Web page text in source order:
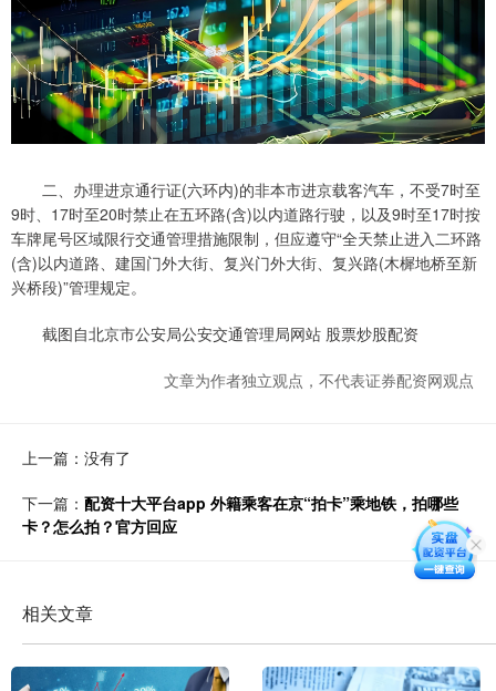
二、办理进京通行证(六环内)的非本市进京载客汽车，不受7时至
9时、17时至20时禁止在五环路(含)以内道路行驶，以及9时至17时按
车牌尾号区域限行交通管理措施限制，但应遵守“全天禁止进入二环路
(含)以内道路、建国门外大街、复兴门外大街、复兴路(木樨地桥至新
兴桥段)”管理规定。
截图自北京市公安局公安交通管理局网站 股票炒股配资
文章为作者独立观点，不代表证券配资网观点
上一篇：没有了
下一篇： 配资十大平台app 外籍乘客在京“拍卡”乘地铁，拍哪些
卡？怎么拍？官方回应
相关文章